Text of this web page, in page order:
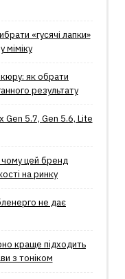
«гусячі лапки»
міміку
як обрати
результату
Gen 5.7, Gen 5.6, Lite
цей бренд
на ринку
не дає
краще підходить
з тоніком